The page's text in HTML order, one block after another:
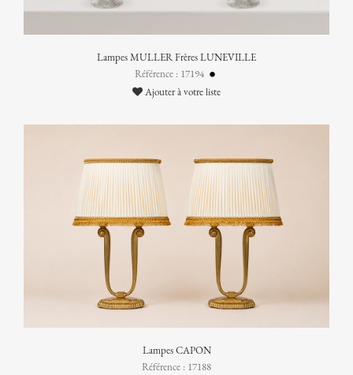
Lampes MULLER Frères LUNEVILLE
Référence : 17194
Ajouter à votre liste
Lampes CAPON
Référence : 17188